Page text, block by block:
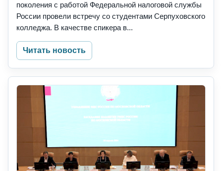
поколения с работой Федеральной налоговой службы
России провели встречу со студентами Серпуховского
колледжа. В качестве спикера в...
Читать новость